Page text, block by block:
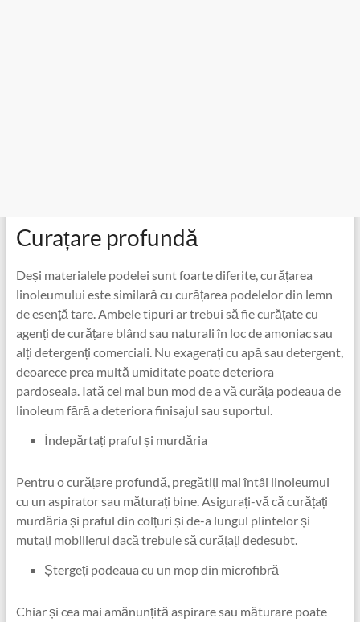
Curațare profundă
Deși materialele podelei sunt foarte diferite, curățarea
linoleumului este similară cu curățarea podelelor din lemn
de esență tare. Ambele tipuri ar trebui să fie curățate cu
agenți de curățare blând sau naturali în loc de amoniac sau
alți detergenți comerciali. Nu exagerați cu apă sau detergent,
deoarece prea multă umiditate poate deteriora
pardoseala. Iată cel mai bun mod de a vă curăța podeaua de
linoleum fără a deteriora finisajul sau suportul.
Îndepărtați praful și murdăria
Pentru o curățare profundă, pregătiți mai întâi linoleumul
cu un aspirator sau măturați bine. Asigurați-vă că curățați
murdăria și praful din colțuri și de-a lungul plintelor și
mutați mobilierul dacă trebuie să curățați dedesubt.
Ștergeți podeaua cu un mop din microfibră
Chiar și cea mai amănunțită aspirare sau măturare poate